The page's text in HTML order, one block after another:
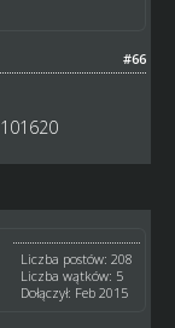
#66
Liczba postów: 208
Liczba wątków: 5
Dołączył: Feb 2015